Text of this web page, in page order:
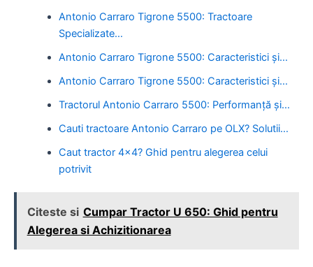
Antonio Carraro Tigrone 5500: Tractoare
Specializate…
Antonio Carraro Tigrone 5500: Caracteristici și…
Antonio Carraro Tigrone 5500: Caracteristici și…
Tractorul Antonio Carraro 5500: Performanță și…
Cauti tractoare Antonio Carraro pe OLX? Solutii…
Caut tractor 4x4? Ghid pentru alegerea celui
potrivit
Citeste si Cumpar Tractor U 650: Ghid pentru
Alegerea si Achizitionarea